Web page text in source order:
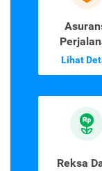
Lihat
Reksa